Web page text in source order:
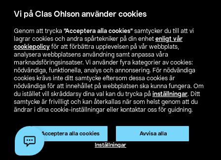
Vi på Clas Ohlson använder cookies
Genom att trycka ”Acceptera alla cookies” samtycker du till att vi
lagrar cookies och andra spårtekniker på din enhet enligt vår
cookiepolicy för att förbättra upplevelsen på vår webbplats,
analysera webbplatsens användning samt anpassa våra
marknadsföringsinsatser. Vi använder fyra kategorier av cookies:
nödvändiga, funktionella, analys och annonsering. För nödvändiga
cookies krävs inte ditt samtycke eftersom dessa cookies är
nödvändiga för att innehållet på webbplatsen ska kunna fungera. Om
du istället vill skräddarsy dina val kan du trycka på inställningar. Ditt
samtycke är frivilligt och kan återkallas när som helst genom att du
ändrar i dina cookie-inställningar eller kontaktar oss för guidning.
Acceptera alla cookies Avvisa alla
Inställningar
Hitta butik
SE NO FI
Ändra till priser exklusive moms